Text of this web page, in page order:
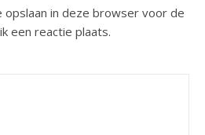
opslaan in deze browser voor de
een reactie plaats.